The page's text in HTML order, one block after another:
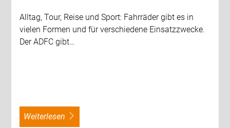
Alltag, Tour, Reise und Sport: Fahrräder gibt es in
vielen Formen und für verschiedene Einsatzzwecke.
Der ADFC gibt…
weiterlesen